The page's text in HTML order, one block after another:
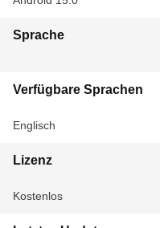
Sprache
Verfügbare Sprachen
Englisch
Lizenz
Kostenlos